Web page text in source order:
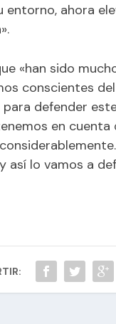
entorno, ahora
«han sido
conscientes
defender
en
lo vamos a